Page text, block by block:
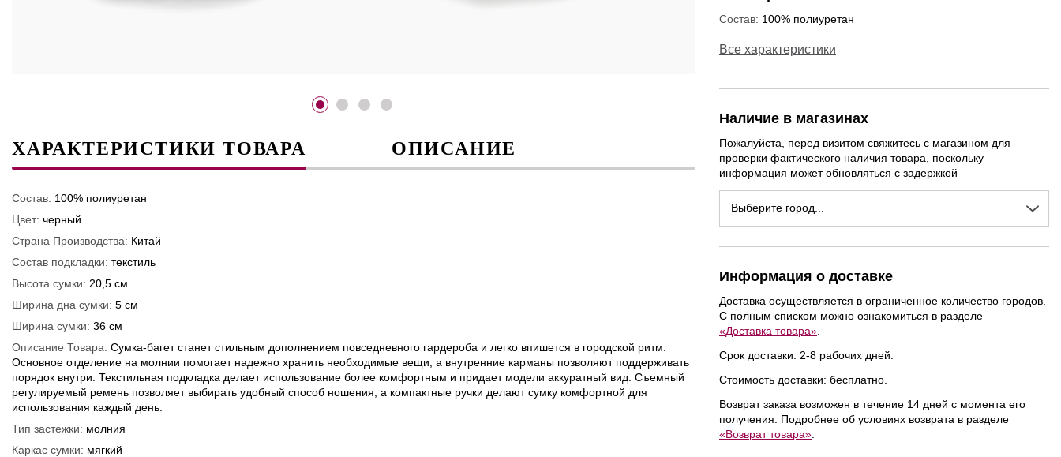
ХАРАКТЕРИСТИКИ ТОВАРА ОПИСАНИЕ
Состав: 100% полиуретан
Цвет: черный
Страна Производства: Китай
Состав подкладки: текстиль
Высота сумки: 20,5 см
Ширина дна сумки: 5 см
Ширина сумки: 36 см
Описание Товара: Сумка-багет станет стильным дополнением повседневного гардероба и легко впишется в городской ритм.
Основное отделение на молнии помогает надежно хранить необходимые вещи, а внутренние карманы позволяют поддерживать
порядок внутри. Текстильная подкладка делает использование более комфортным и придает модели аккуратный вид. Съемный
регулируемый ремень позволяет выбирать удобный способ ношения, а компактные ручки делают сумку комфортной для
использования каждый день.
Тип застежки: молния
Каркас сумки: мягкий
Состав: 100% полиуретан
Все характеристики
Наличие в магазинах
Пожалуйста, перед визитом свяжитесь с магазином для
проверки фактического наличия товара, поскольку
информация может обновляться с задержкой
Выберите город...
Информация о доставке
Доставка осуществляется в ограниченное количество городов.
С полным списком можно ознакомиться в разделе
«Доставка товара»
Срок доставки: 2-8 рабочих дней.
Стоимость доставки: бесплатно.
Возврат заказа возможен в течение 14 дней с момента его
получения. Подробнее об условиях возврата в разделе
«Возврат товара»